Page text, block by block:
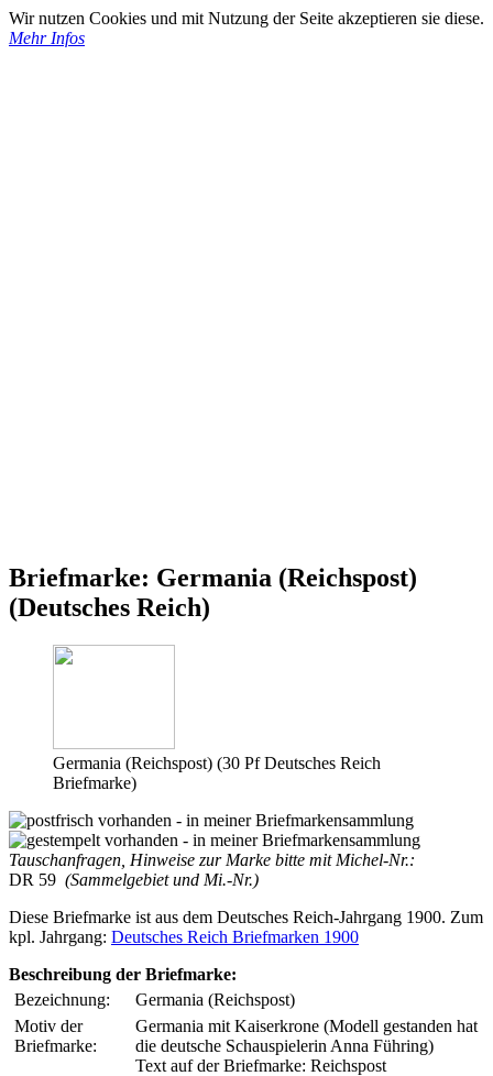
Wir nutzen Cookies und mit Nutzung der Seite akzeptieren sie diese.
Mehr Infos
Briefmarke: Germania (Reichspost)
(Deutsches Reich)
Germania (Reichspost) (30 Pf Deutsches Reich
Briefmarke)
Tauschanfragen, Hinweise zur Marke bitte mit Michel-Nr.:
DR 59 (Sammelgebiet und Mi.-Nr.)
Diese Briefmarke ist aus dem Deutsches Reich-Jahrgang 1900. Zum
kpl. Jahrgang: Deutsches Reich Briefmarken 1900
Beschreibung der Briefmarke:
Bezeichnung:
Germania (Reichspost)
Motiv der
Briefmarke:
Germania mit Kaiserkrone (Modell gestanden hat
die deutsche Schauspielerin Anna Führing)
Text auf der Briefmarke: Reichspost